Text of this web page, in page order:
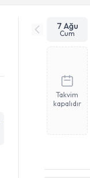
7 Ağu
Cum
Takvim
kapalıdır